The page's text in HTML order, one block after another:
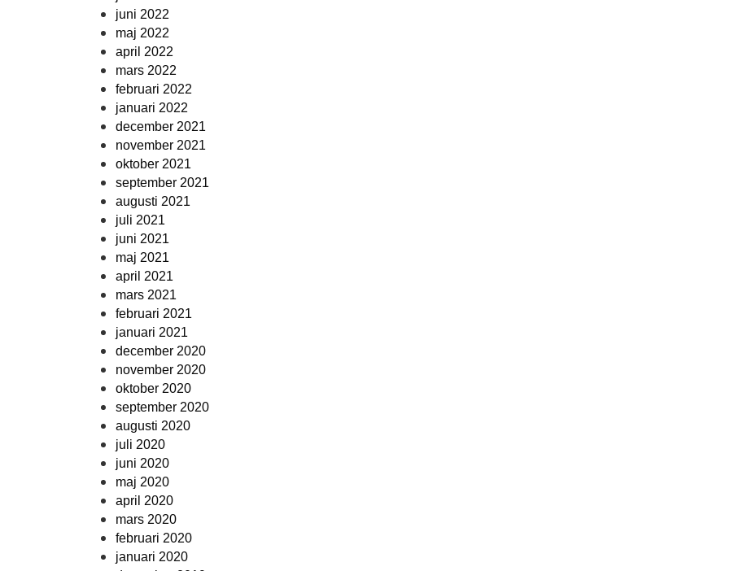
juni 2022
maj 2022
april 2022
mars 2022
februari 2022
januari 2022
december 2021
november 2021
oktober 2021
september 2021
augusti 2021
juli 2021
juni 2021
maj 2021
april 2021
mars 2021
februari 2021
januari 2021
december 2020
november 2020
oktober 2020
september 2020
augusti 2020
juli 2020
juni 2020
maj 2020
april 2020
mars 2020
februari 2020
januari 2020